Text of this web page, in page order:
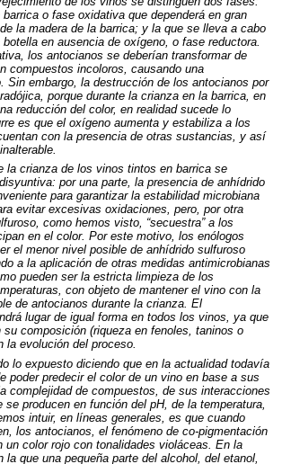
o fase oxidativa que dependerá en gran
la madera de la barrica; y la que se lleva a cabo
en ausencia de oxígeno, o fase reductora.
los antocianos se deberían transformar de
compuestos incoloros, causando una
Sin embargo, la destrucción de los antocianos por
porque durante la crianza en la barrica, en
reducción del color, en realidad sucede lo
es que el oxígeno aumenta y estabiliza a los
con la presencia de otras sustancias, y así
la crianza de los vinos tintos en barrica se
por una parte, la presencia de anhídrido
para garantizar la estabilidad microbiana
evitar excesivas oxidaciones, pero, por otra
como hemos visto, “secuestra” a los
en el color. Por este motivo, los enólogos
el menor nivel posible de anhídrido sulfuroso
a la aplicación de otras medidas antimicrobianas
pueden ser la estricta limpieza de los
con objeto de mantener el vino con la
de antocianos durante la crianza. El
lugar de igual forma en todos los vinos, ya que
su composición (riqueza en fenoles, taninos o
la evolución del proceso.
lo expuesto diciendo que en la actualidad todavía
poder predecir el color de un vino en base a sus
complejidad de compuestos, de sus interacciones
producen en función del pH, de la temperatura,
intuir, en líneas generales, es que cuando
los antocianos, el fenómeno de co-pigmentación
un color rojo con tonalidades violáceas. En la
la que una pequeña parte del alcohol, del etanol,